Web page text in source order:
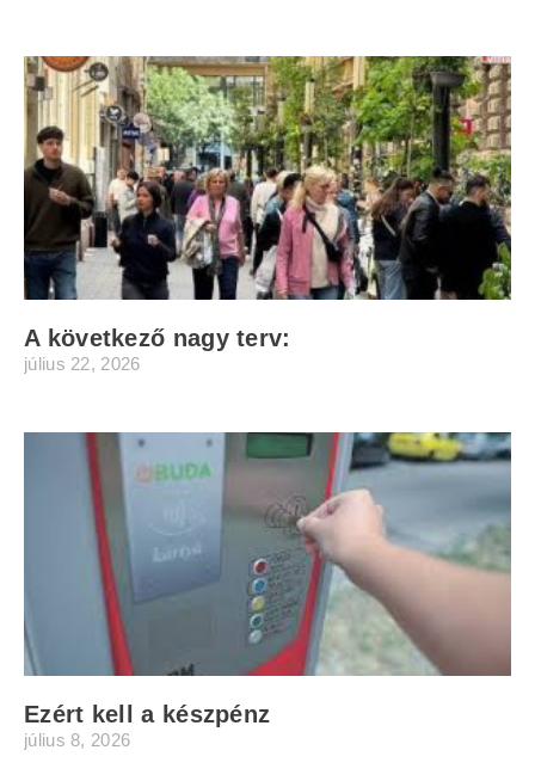
A következő nagy terv:
július 22, 2026
Ezért kell a készpénz
július 8, 2026